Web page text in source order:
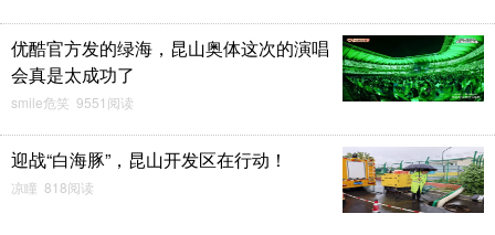
优酷官方发的绿海，昆山奥体这次的演唱
会真是太成功了
smile危笑 9551阅读
迎战“白海豚”，昆山开发区在行动！
凉瞳 818阅读